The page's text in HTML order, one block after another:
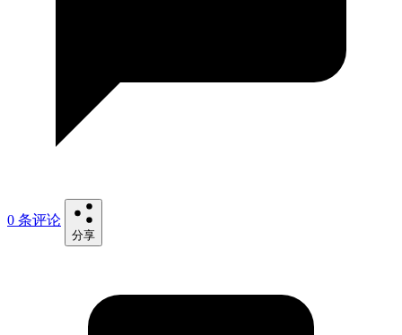
0 条评论
分享